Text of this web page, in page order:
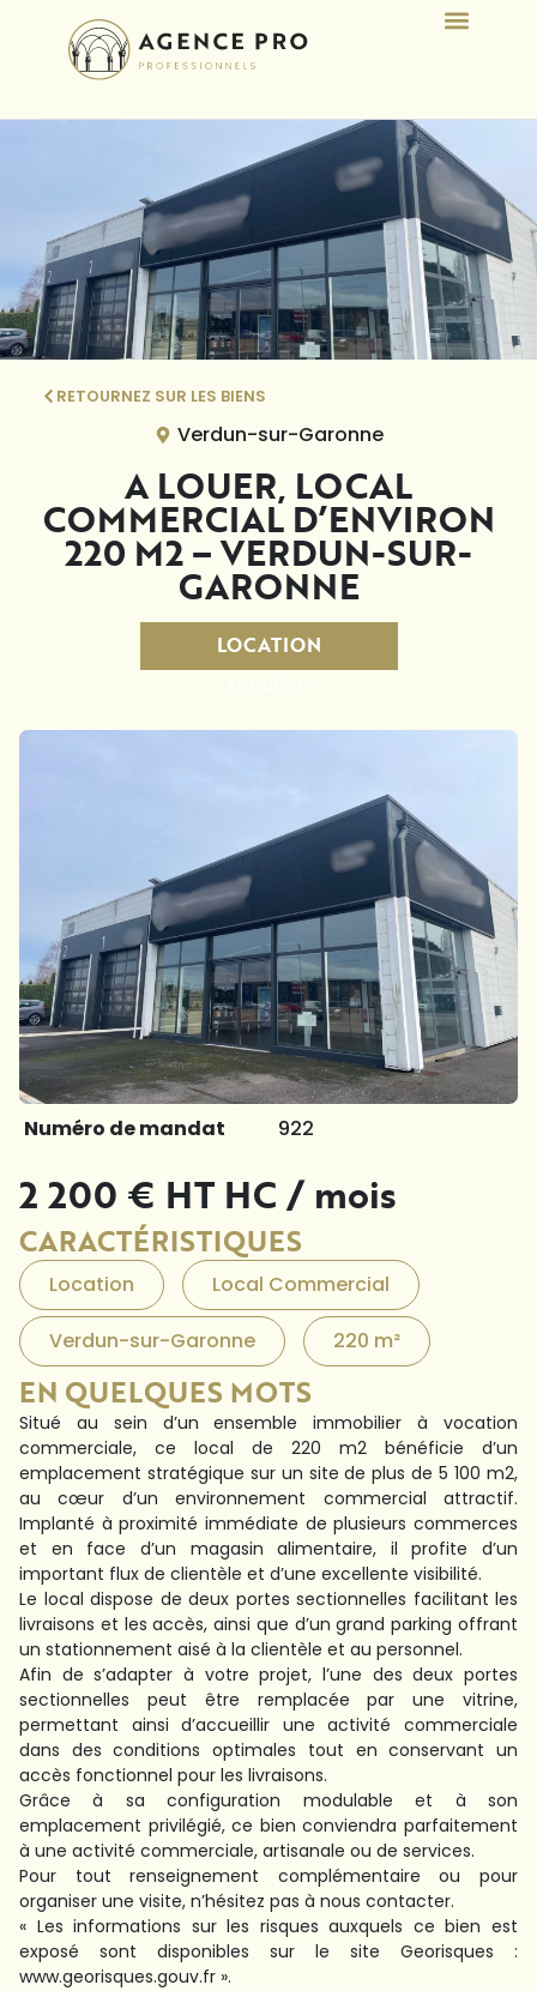
RETOURNEZ SUR LES BIENS
Verdun-sur-Garonne
A LOUER, LOCAL
COMMERCIAL D’ENVIRON
220 M2 – VERDUN-SUR-
GARONNE
LOCATION
Numéro de mandat 922
2 200 € HT HC / mois
CARACTÉRISTIQUES
Location Local Commercial
Verdun-sur-Garonne 220 m²
EN QUELQUES MOTS
Situé au sein d’un ensemble immobilier à vocation
commerciale, ce local de 220 m2 bénéficie d’un
emplacement stratégique sur un site de plus de 5 100 m2,
au cœur d’un environnement commercial attractif.
Implanté à proximité immédiate de plusieurs commerces
et en face d’un magasin alimentaire, il profite d’un
important flux de clientèle et d’une excellente visibilité.
Le local dispose de deux portes sectionnelles facilitant les
livraisons et les accès, ainsi que d’un grand parking offrant
un stationnement aisé à la clientèle et au personnel.
Afin de s’adapter à votre projet, l’une des deux portes
sectionnelles peut être remplacée par une vitrine,
permettant ainsi d’accueillir une activité commerciale
dans des conditions optimales tout en conservant un
accès fonctionnel pour les livraisons.
Grâce à sa configuration modulable et à son
emplacement privilégié, ce bien conviendra parfaitement
à une activité commerciale, artisanale ou de services.
Pour tout renseignement complémentaire ou pour
organiser une visite, n’hésitez pas à nous contacter.
« Les informations sur les risques auxquels ce bien est
exposé sont disponibles sur le site Georisques :
www.georisques.gouv.fr ».